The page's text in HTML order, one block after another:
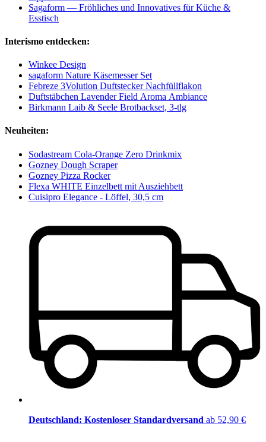
Sagaform — Fröhliches und Innovatives für Küche &
Esstisch
Interismo entdecken:
Winkee Design
sagaform Nature Käsemesser Set
Febreze 3Volution Duftstecker Nachfüllflakon
Duftstäbchen Lavender Field Aroma Ambiance
Birkmann Laib & Seele Brotbackset, 3-tlg
Neuheiten:
Sodastream Cola-Orange Zero Drinkmix
Gozney Dough Scraper
Gozney Pizza Rocker
Flexa WHITE Einzelbett mit Ausziehbett
Cuisipro Elegance - Löffel, 30,5 cm
Deutschland: Kostenloser Standardversand ab 52,90 €